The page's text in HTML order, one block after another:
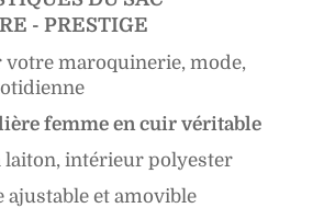
- PRESTIGE
votre maroquinerie, mode,
femme en cuir véritable
laiton, intérieur polyester
ajustable et amovible